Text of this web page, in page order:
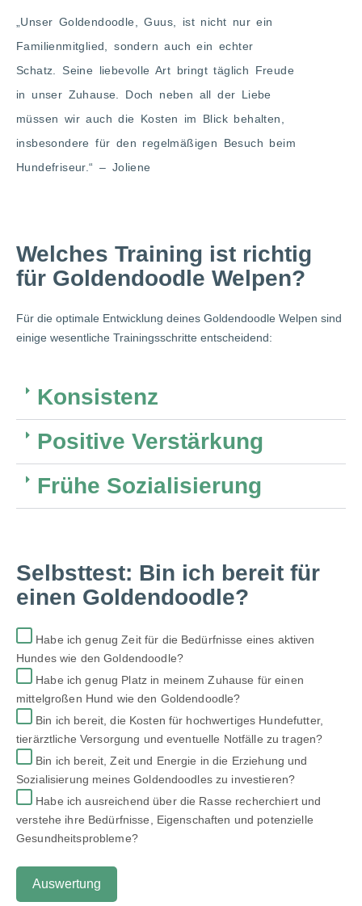
„Unser Goldendoodle, Guus, ist nicht nur ein
Familienmitglied, sondern auch ein echter
Schatz. Seine liebevolle Art bringt täglich Freude
in unser Zuhause. Doch neben all der Liebe
müssen wir auch die Kosten im Blick behalten,
insbesondere für den regelmäßigen Besuch beim
Hundefriseur.​“ – Joliene
Welches Training ist richtig
für Goldendoodle Welpen?
Für die optimale Entwicklung deines Goldendoodle Welpen sind
einige wesentliche Trainingsschritte entscheidend:
Konsistenz
Positive Verstärkung
Frühe Sozialisierung
Selbsttest: Bin ich bereit für
einen Goldendoodle?
Habe ich genug Zeit für die Bedürfnisse eines aktiven
Hundes wie den Goldendoodle?
Habe ich genug Platz in meinem Zuhause für einen
mittelgroßen Hund wie den Goldendoodle?
Bin ich bereit, die Kosten für hochwertiges Hundefutter,
tierärztliche Versorgung und eventuelle Notfälle zu tragen?
Bin ich bereit, Zeit und Energie in die Erziehung und
Sozialisierung meines Goldendoodles zu investieren?
Habe ich ausreichend über die Rasse recherchiert und
verstehe ihre Bedürfnisse, Eigenschaften und potenzielle
Gesundheitsprobleme?
Auswertung